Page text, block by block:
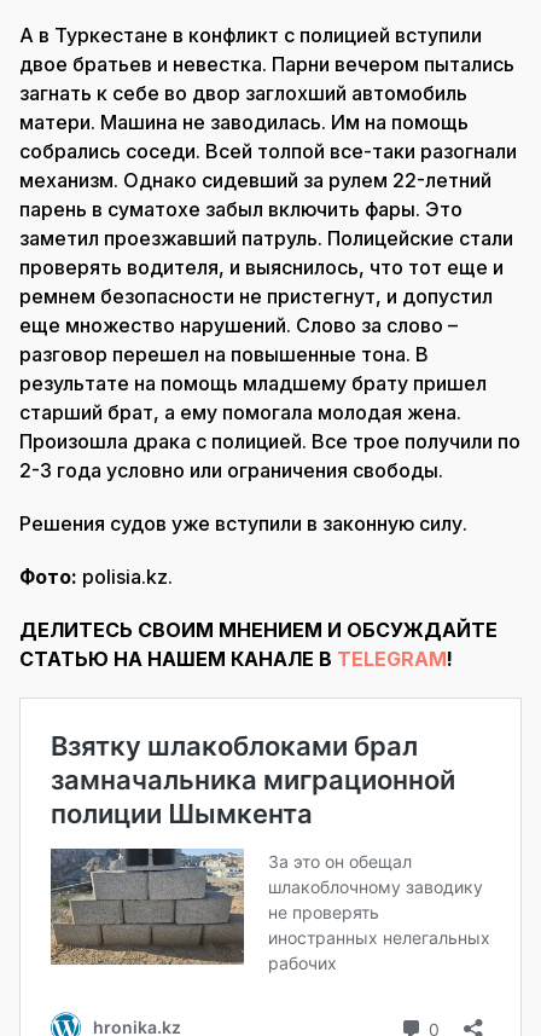
А в Туркестане в конфликт с полицией вступили
двое братьев и невестка. Парни вечером пытались
загнать к себе во двор заглохший автомобиль
матери. Машина не заводилась. Им на помощь
собрались соседи. Всей толпой все-таки разогнали
механизм. Однако сидевший за рулем 22-летний
парень в суматохе забыл включить фары. Это
заметил проезжавший патруль. Полицейские стали
проверять водителя, и выяснилось, что тот еще и
ремнем безопасности не пристегнут, и допустил
еще множество нарушений. Слово за слово –
разговор перешел на повышенные тона. В
результате на помощь младшему брату пришел
старший брат, а ему помогала молодая жена.
Произошла драка с полицией. Все трое получили по
2-3 года условно или ограничения свободы.
Решения судов уже вступили в законную силу.
Фото: polisia.kz.
ДЕЛИТЕСЬ СВОИМ МНЕНИЕМ И ОБСУЖДАЙТЕ
СТАТЬЮ НА НАШЕМ КАНАЛЕ В TELEGRAM!